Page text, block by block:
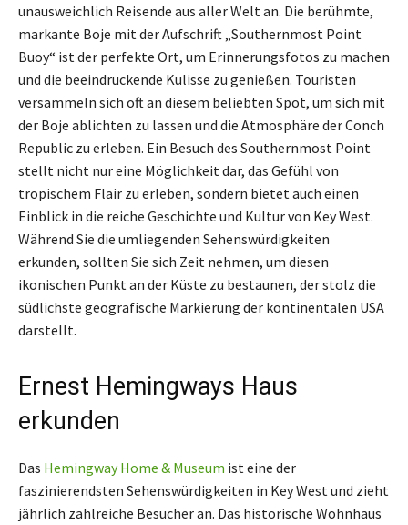
unausweichlich Reisende aus aller Welt an. Die berühmte,
markante Boje mit der Aufschrift „Southernmost Point
Buoy“ ist der perfekte Ort, um Erinnerungsfotos zu machen
und die beeindruckende Kulisse zu genießen. Touristen
versammeln sich oft an diesem beliebten Spot, um sich mit
der Boje ablichten zu lassen und die Atmosphäre der Conch
Republic zu erleben. Ein Besuch des Southernmost Point
stellt nicht nur eine Möglichkeit dar, das Gefühl von
tropischem Flair zu erleben, sondern bietet auch einen
Einblick in die reiche Geschichte und Kultur von Key West.
Während Sie die umliegenden Sehenswürdigkeiten
erkunden, sollten Sie sich Zeit nehmen, um diesen
ikonischen Punkt an der Küste zu bestaunen, der stolz die
südlichste geografische Markierung der kontinentalen USA
darstellt.
Ernest Hemingways Haus
erkunden
Das Hemingway Home & Museum ist eine der
faszinierendsten Sehenswürdigkeiten in Key West und zieht
jährlich zahlreiche Besucher an. Das historische Wohnhaus